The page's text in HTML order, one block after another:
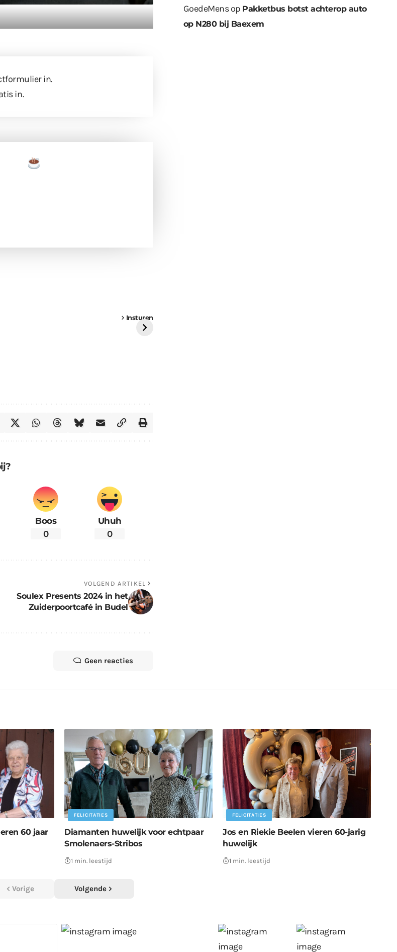
in.
in.
Insturen
Boos
0
Uhuh
0
VOLGEND ARTIKEL
Soulex Presents 2024 in het
Zuiderpoortcafé in Budel
Geen reacties
GoedeMensop Pakketbus botst achterop auto
op N280 bij Baexem
60 jaar
FELICITATIES
Diamanten huwelijk voor echtpaar
Smolenaers-Stribos
1 min. leestijd
FELICITATIES
Jos en Riekie Beelen vieren 60-jarig
huwelijk
1 min. leestijd
Vorige Volgende